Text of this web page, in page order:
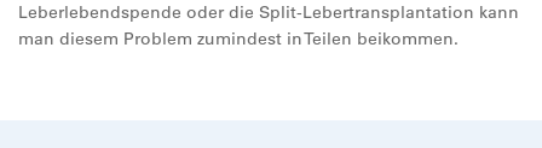
Leberlebendspende oder die Split-Lebertransplantation kann
man diesem Problem zumindest in Teilen beikommen.